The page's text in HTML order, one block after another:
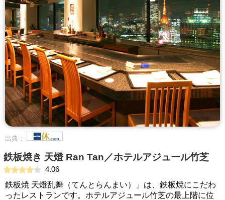
出典：
鉄板焼き 天燈 Ran Tan／ホテルアジュール竹芝
4.06
鉄板焼 天燈乱舞（てんとらんまい）」は、鉄板焼にこだわ
ったレストランです。ホテルアジュール竹芝の最上階に位